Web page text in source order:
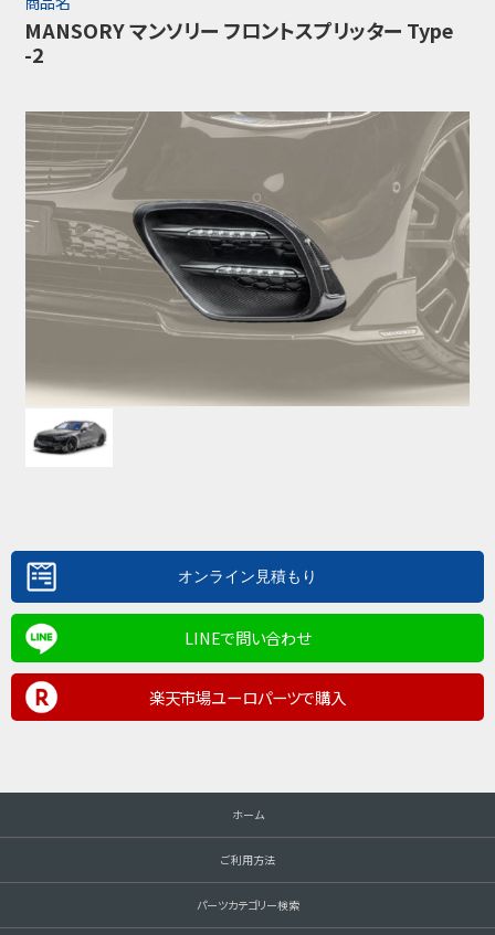
MANSORY マンソリー フロントスプリッター Type
-2
LINEで問い合わせ
楽天市場ユーロパーツで購入
ホーム
ご利用方法
パーツカテゴリー検索